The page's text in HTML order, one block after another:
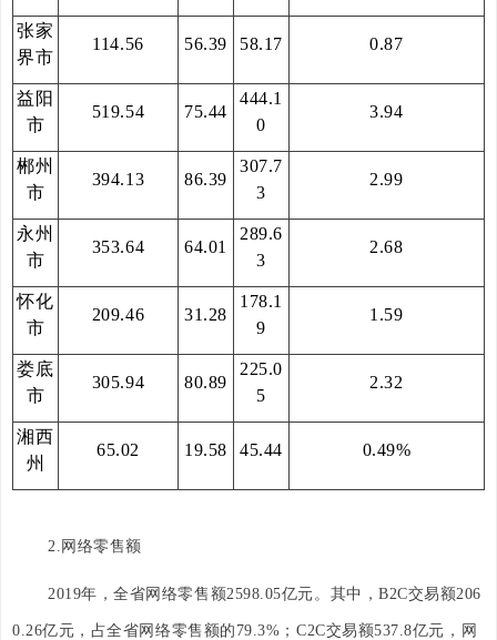
张家
界市
114.56 56.39 58.17 0.87
益阳
市
519.54 75.44
444.1
0
3.94
郴州
市
394.13 86.39
307.7
3
2.99
永州
市
353.64 64.01
289.6
3
2.68
怀化
市
209.46 31.28
178.1
9
1.59
娄底
市
305.94 80.89
225.0
5
2.32
湘西
州
65.02 19.58 45.44 0.49%
2.网络零售额
2019年，全省网络零售额2598.05亿元。其中，B2C交易额206
0.26亿元，占全省网络零售额的79.3%；C2C交易额537.8亿元，网